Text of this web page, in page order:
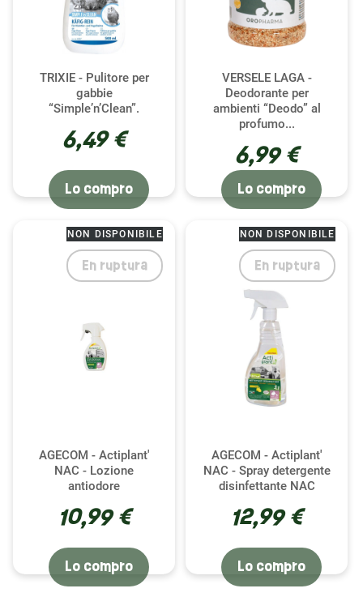
specifiche dell'animale e delle raccomandazioni
del veterinario) può aiutare a ridurre gli odori.
TRIXIE - Pulitore per
gabbie
“Simple’n’Clean”.
6,49 €
Lo compro
VERSELE LAGA -
Deodorante per
ambienti “Deodo” al
profumo...
6,99 €
Lo compro
AGECOM - Actiplant'
NAC - Lozione
antiodore
10,99 €
NON DISPONIBILE
En ruptura
Lo compro
AGECOM - Actiplant'
NAC - Spray detergente
disinfettante NAC
12,99 €
NON DISPONIBILE
En ruptura
Lo compro